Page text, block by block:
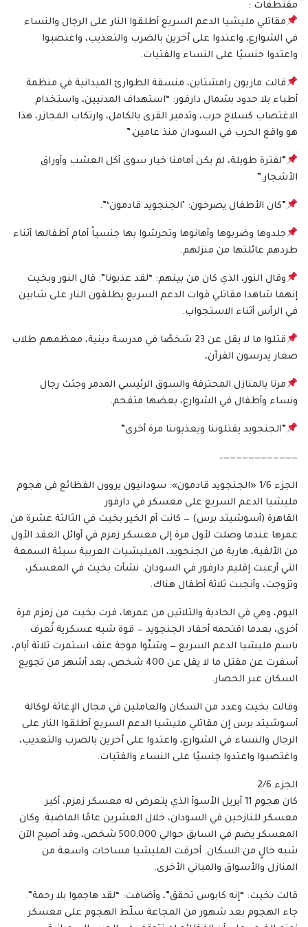
مقتطفات :
مقاتلي مليشيا الدعم السريع أطلقوا النار على الرجال والنساء
في الشوارع، واعتدوا على آخرين بالضرب والتعذيب، واغتصبوا
واعتدوا جنسيًا على النساء والفتيات.
قالت ماريون رامشتاين، منسقة الطوارئ الميدانية في منظمة
أطباء بلا حدود بشمال دارفور: “استهداف المدنيين، واستخدام
الاغتصاب كسلاح حرب، وتدمير القرى بالكامل، وارتكاب المجازر، هذا
هو واقع الحرب في السودان منذ عامين.”
”لفترة طويلة، لم يكن أمامنا خيار سوى أكل العشب وأوراق
الأشجار.”
”كان الأطفال يصرخون: ’الجنجويد قادمون‘”.
جلدوها وضربوها وأهانوها وتحرشوا بها جنسياً أمام أطفالها أثناء
طردهم عائلتها من منزلهم.
وقال النور، الذي كان من بينهم: “لقد عذبونا”. قال النور وبخيت
إنهما شاهدا مقاتلي قوات الدعم السريع يطلقون النار على شابين
في الرأس أثناء الاستجواب.
قتلوا ما لا يقل عن 23 شخصًا في مدرسة دينية، معظمهم طلاب
صغار يدرسون القرآن،
مرتا بالمنازل المحترقة والسوق الرئيسي المدمر وجثث رجال
ونساء وأطفال في الشوارع، بعضها متفحم.
”الجنجويد يقتلوننا ويعذبوننا مرة أخرى”
————————————–
الجزء 1/6 «الجنجويد قادمون»: سودانيون يروون الفظائع في هجوم
مليشيا الدعم السريع على معسكر في دارفور
القاهرة (أسوشيتد برس) — كانت أم الخير بخيت في الثالثة عشرة من
عمرها عندما وصلت لأول مرة إلى معسكر زمزم في أوائل العقد الأول
من الألفية، هاربة من الجنجويد، الميليشيات العربية سيئة السمعة
التي أرعبت إقليم دارفور في السودان. نشأت بخيت في المعسكر،
وتزوجت، وأنجبت ثلاثة أطفال هناك.
اليوم، وهي في الحادية والثلاثين من عمرها، فرت بخيت من زمزم مرة
أخرى، بعدما اقتحمه أحفاد الجنجويد — قوة شبه عسكرية تُعرف
باسم مليشيا الدعم السريع — وشنّوا موجة عنف استمرت ثلاثة أيام،
أسفرت عن مقتل ما لا يقل عن 400 شخص، بعد أشهر من تجويع
السكان عبر الحصار.
وقالت بخيت وعدد من السكان والعاملين في مجال الإغاثة لوكالة
أسوشيتد برس إن مقاتلي مليشيا الدعم السريع أطلقوا النار على
الرجال والنساء في الشوارع، واعتدوا على آخرين بالضرب والتعذيب،
واغتصبوا واعتدوا جنسيًا على النساء والفتيات.
الجزء 2/6
كان هجوم 11 أبريل الأسوأ الذي يتعرض له معسكر زمزم، أكبر
معسكر للنازحين في السودان، خلال العشرين عامًا الماضية. وكان
المعسكر يضم في السابق حوالي 500,000 شخص، وقد أصبح الآن
شبه خالٍ من السكان. أحرقت المليشيا مساحات واسعة من
المنازل والأسواق والمباني الأخرى.
قالت بخيت: “إنه كابوس تحقق”، وأضافت: “لقد هاجموا بلا رحمة”.
جاء الهجوم بعد شهور من المجاعة سلّط الهجوم على معسكر